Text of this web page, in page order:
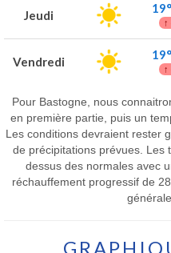
Jeudi 19°
↑
Vendredi 19°
↑
Pour Bastogne, nous
en première partie, puis un
Les conditions devraient rester
de précipitations prévues. Les
dessus des normales avec
réchauffement progressif de